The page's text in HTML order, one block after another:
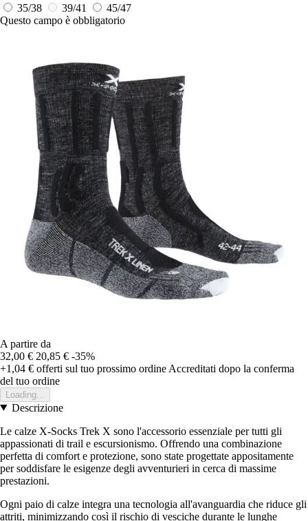
35/38 39/41
45/47
Questo campo è obbligatorio
A partire da
32,00 € 20,85 € -35%
+1,04 € offerti sul tuo prossimo ordine Accreditati dopo la conferma
del tuo ordine
Loading...
Descrizione
Le calze X-Socks Trek X sono l'accessorio essenziale per tutti gli
appassionati di trail e escursionismo. Offrendo una combinazione
perfetta di comfort e protezione, sono state progettate appositamente
per soddisfare le esigenze degli avventurieri in cerca di massime
prestazioni.
Ogni paio di calze integra una tecnologia all'avanguardia che riduce gli
attriti, minimizzando così il rischio di vesciche durante le lunghe